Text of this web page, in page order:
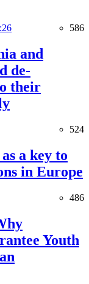
586
and
de-
their
524
a key to
in Europe
486
Youth